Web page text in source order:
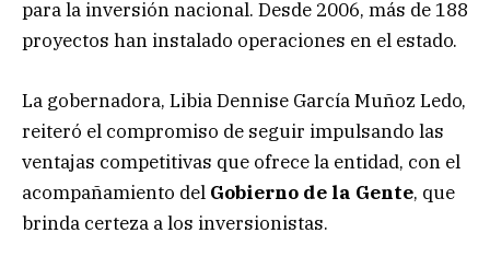
para la inversión nacional. Desde 2006, más de 188
proyectos han instalado operaciones en el estado.
La gobernadora, Libia Dennise García Muñoz Ledo,
reiteró el compromiso de seguir impulsando las
ventajas competitivas que ofrece la entidad, con el
acompañamiento del Gobierno de la Gente, que
brinda certeza a los inversionistas.